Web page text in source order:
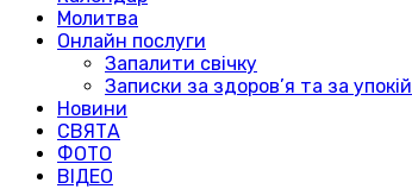
Молитва
Онлайн послуги
Запалити свічку
Записки за здоров’я та за упокій
Новини
СВЯТА
ФОТО
ВІДЕО